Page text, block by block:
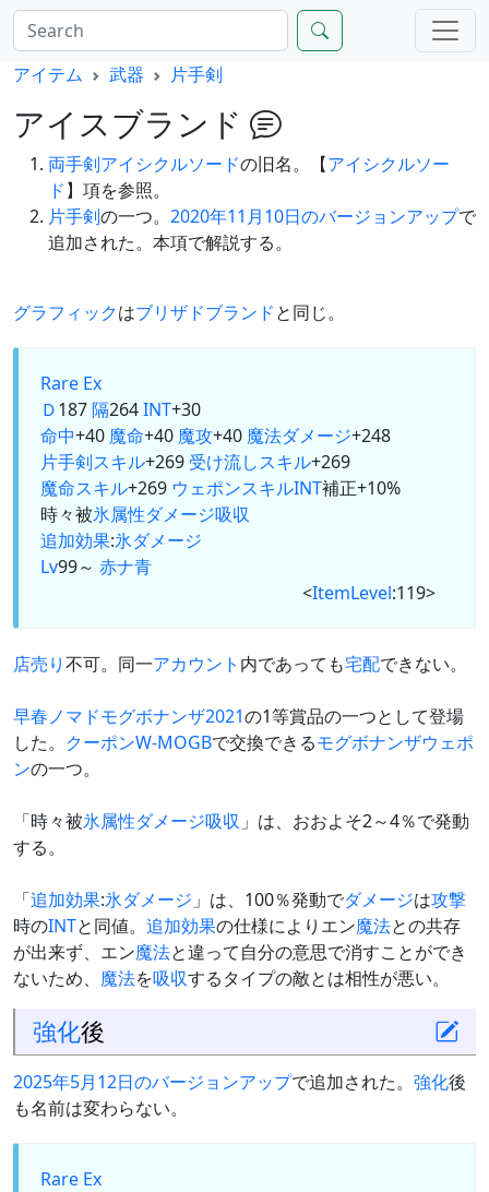
アイテム 武器 片手剣
アイスブランド
両手剣アイシクルソードの旧名。【アイシクルソー
ド】項を参照。
片手剣の一つ。 2020年11月10日のバージョンアップで
追加された。本項で解説する。
グラフィックはブリザドブランドと同じ。
Rare Ex
Ｄ187隔264INT+30
命中+40 魔命+40 魔攻+40 魔法ダメージ+248
片手剣スキル+269 受け流しスキル+269
魔命スキル+269 ウェポンスキルINT補正+10%
時々被氷属性ダメージ吸収
追加効果:氷ダメージ
Lv99～ 赤ナ青
<ItemLevel:119>
店売り不可。同一アカウント 内であっても宅配できない。
早春ノマドモグボナンザ2021の1等賞品の一つとして登場
した。 クーポンW-MOGBで交換できるモグボナンザウェポ
ンの一つ。
「時々被氷属性ダメージ吸収 」は、おおよそ2～4％で発動
する。
「追加効果:氷ダメージ 」は、100％発動でダメージは攻撃
時のINTと同値。 追加効果の仕様によりエン魔法との共存
が出来ず、エン魔法と違って自分の意思で消すことができ
ないため、 魔法を吸収するタイプの敵とは相性が悪い。
強化後
2025年5月12日のバージョンアップで追加された。 強化後
も名前は変わらない。
Rare Ex